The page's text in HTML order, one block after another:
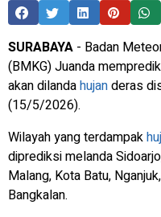
SURABAYA - Badan
(BMKG) Juanda
akan dilandahujanderas
(15/5/2026).
Wilayah yang terdampak
diprediksi melanda
Malang, Kota Batu,
Bangkalan.